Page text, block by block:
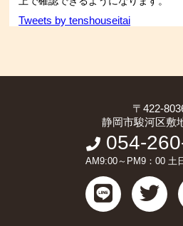
Tweets by tenshouseitai
〒422-
静岡市駿河区敷
054-
AM9:00～PM9：00 土